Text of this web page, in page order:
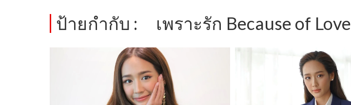
ป้ายกำกับ : เพราะรัก Because of Love